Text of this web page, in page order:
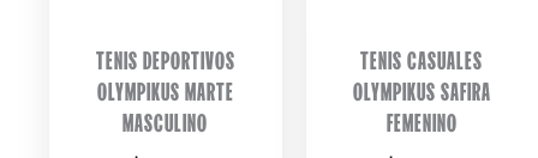
TENIS DEPORTIVOS
OLYMPIKUS MARTE
MASCULINO
TENIS CASUALES
OLYMPIKUS SAFIRA
FEMENINO